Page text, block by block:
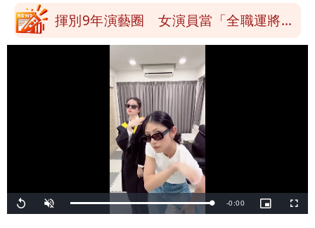
揮別9年演藝圈 女演員當「全職運將」
公布收入比拍戲賺更多
他二刷《蜘蛛人》一路劇透 周圍觀眾氣
白海豚發威！內褲掛陽台被吹走 議員神
回1句笑翻10萬人
白海豚不放假「跟巴威差別在這裡」 蔣
萬安：這很清楚標準一致
Replay Unmute Loaded:
100.00%
Remaining
-0:00
Picture-
in-